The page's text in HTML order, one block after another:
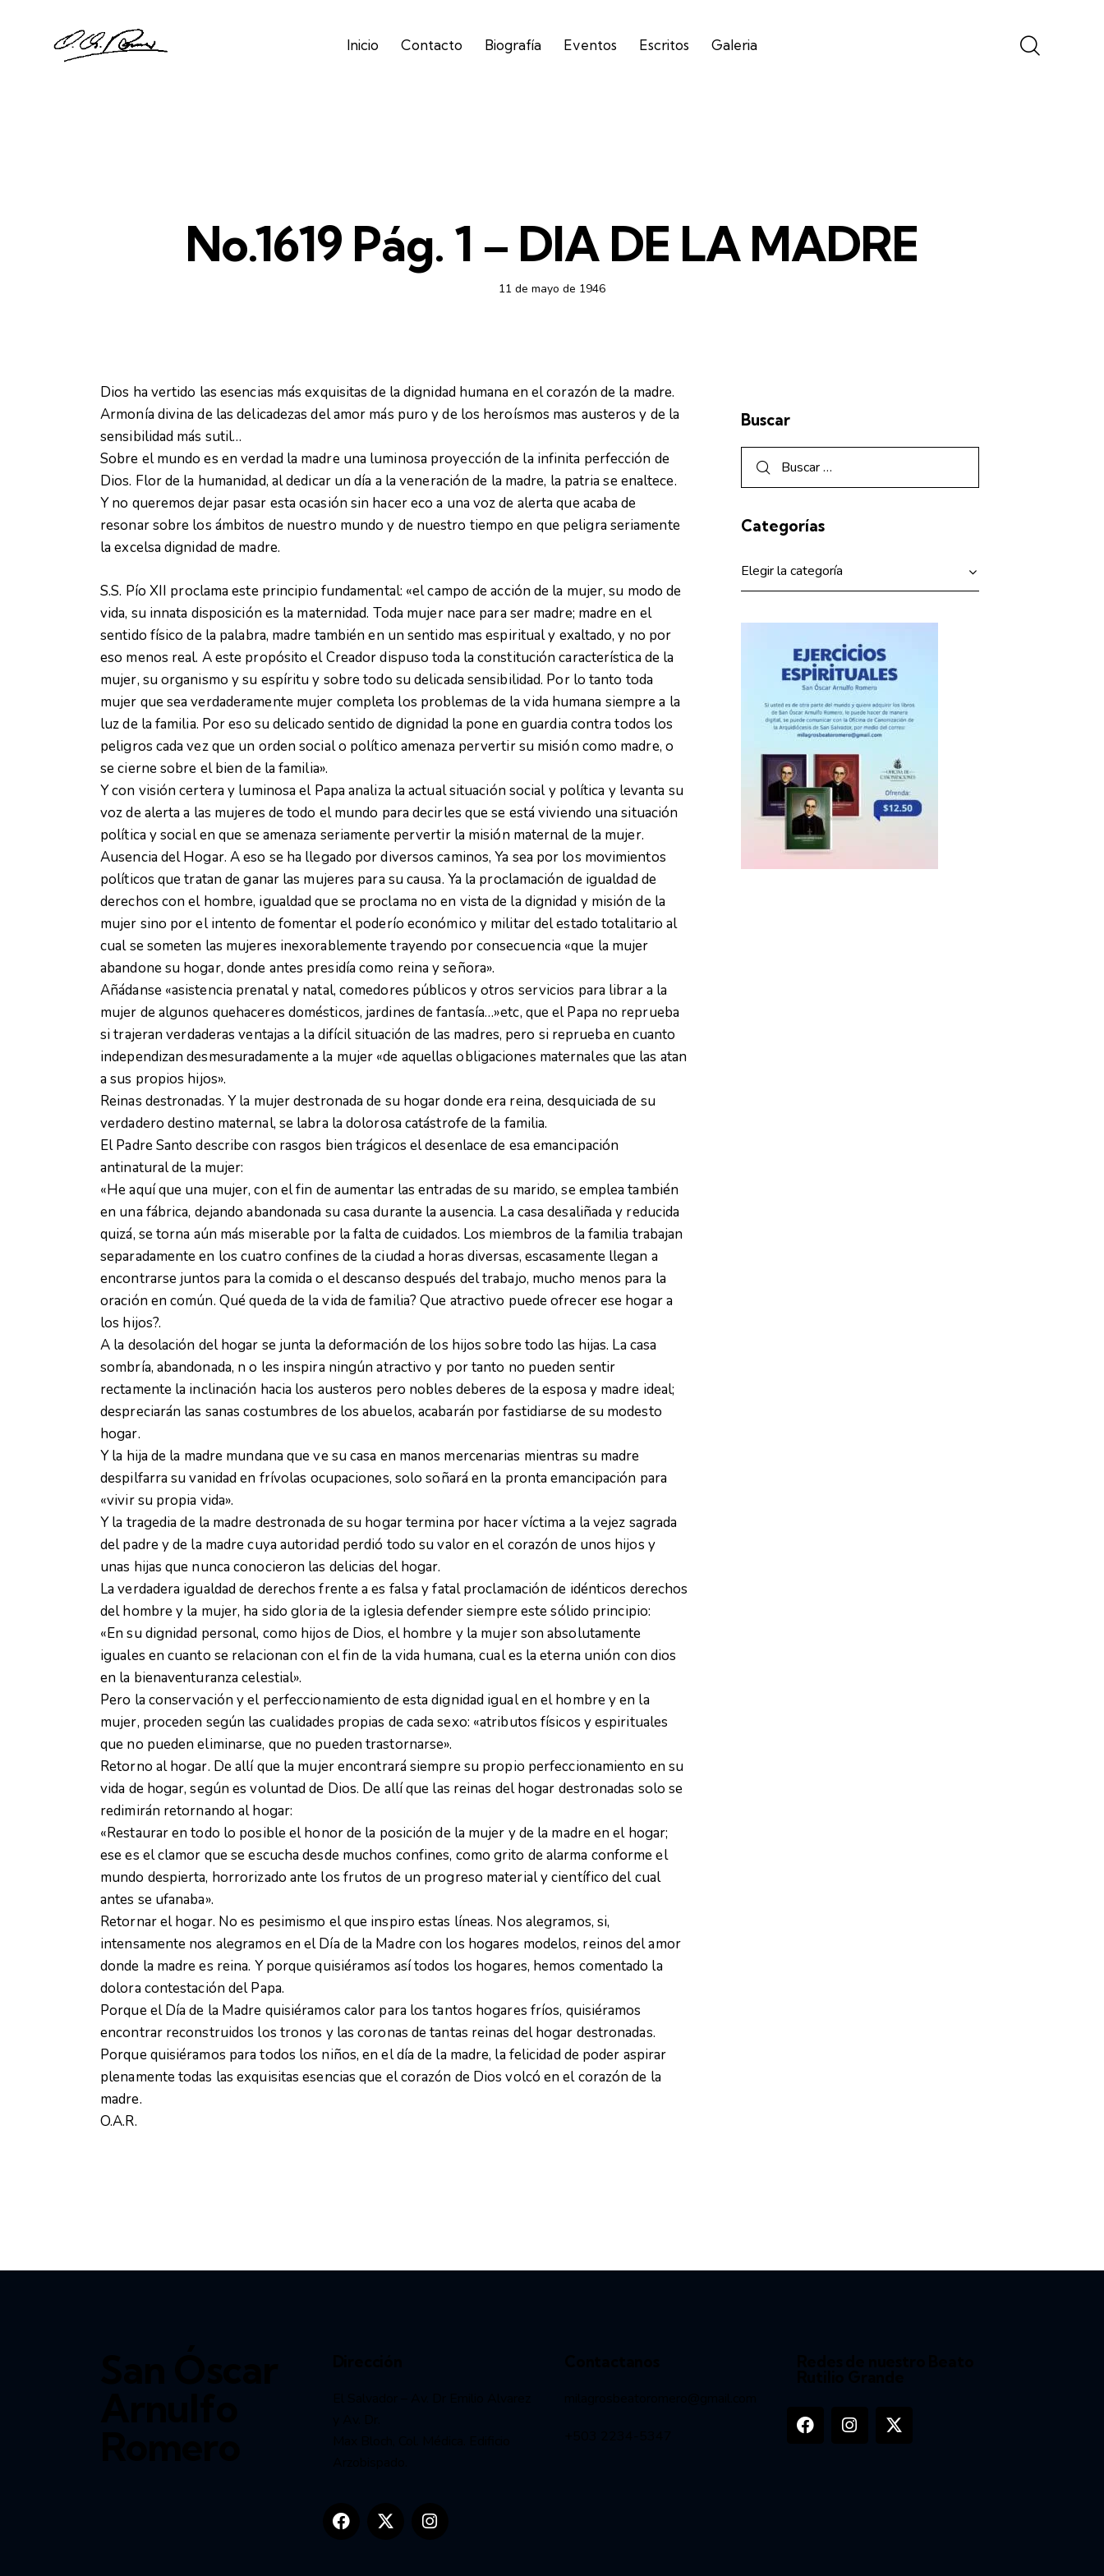
Inicio Contacto Biografía Eventos Escritos Galeria
No.1619 Pág. 1 – DIA DE LA MADRE
11 de mayo de 1946
Dios ha vertido las esencias más exquisitas de la dignidad humana en el corazón de la madre.
Armonía divina de las delicadezas del amor más puro y de los heroísmos mas austeros y de la
sensibilidad más sutil…
Sobre el mundo es en verdad la madre una luminosa proyección de la infinita perfección de
Dios. Flor de la humanidad, al dedicar un día a la veneración de la madre, la patria se enaltece.
Y no queremos dejar pasar esta ocasión sin hacer eco a una voz de alerta que acaba de
resonar sobre los ámbitos de nuestro mundo y de nuestro tiempo en que peligra seriamente
la excelsa dignidad de madre.
S.S. Pío XII proclama este principio fundamental: «el campo de acción de la mujer, su modo de
vida, su innata disposición es la maternidad. Toda mujer nace para ser madre; madre en el
sentido físico de la palabra, madre también en un sentido mas espiritual y exaltado, y no por
eso menos real. A este propósito el Creador dispuso toda la constitución característica de la
mujer, su organismo y su espíritu y sobre todo su delicada sensibilidad. Por lo tanto toda
mujer que sea verdaderamente mujer completa los problemas de la vida humana siempre a la
luz de la familia. Por eso su delicado sentido de dignidad la pone en guardia contra todos los
peligros cada vez que un orden social o político amenaza pervertir su misión como madre, o
se cierne sobre el bien de la familia».
Y con visión certera y luminosa el Papa analiza la actual situación social y política y levanta su
voz de alerta a las mujeres de todo el mundo para decirles que se está viviendo una situación
política y social en que se amenaza seriamente pervertir la misión maternal de la mujer.
Ausencia del Hogar. A eso se ha llegado por diversos caminos, Ya sea por los movimientos
políticos que tratan de ganar las mujeres para su causa. Ya la proclamación de igualdad de
derechos con el hombre, igualdad que se proclama no en vista de la dignidad y misión de la
mujer sino por el intento de fomentar el poderío económico y militar del estado totalitario al
cual se someten las mujeres inexorablemente trayendo por consecuencia «que la mujer
abandone su hogar, donde antes presidía como reina y señora».
Añádanse «asistencia prenatal y natal, comedores públicos y otros servicios para librar a la
mujer de algunos quehaceres domésticos, jardines de fantasía…»etc, que el Papa no reprueba
si trajeran verdaderas ventajas a la difícil situación de las madres, pero si reprueba en cuanto
independizan desmesuradamente a la mujer «de aquellas obligaciones maternales que las atan
a sus propios hijos».
Reinas destronadas. Y la mujer destronada de su hogar donde era reina, desquiciada de su
verdadero destino maternal, se labra la dolorosa catástrofe de la familia.
El Padre Santo describe con rasgos bien trágicos el desenlace de esa emancipación
antinatural de la mujer:
«He aquí que una mujer, con el fin de aumentar las entradas de su marido, se emplea también
en una fábrica, dejando abandonada su casa durante la ausencia. La casa desaliñada y reducida
quizá, se torna aún más miserable por la falta de cuidados. Los miembros de la familia trabajan
separadamente en los cuatro confines de la ciudad a horas diversas, escasamente llegan a
encontrarse juntos para la comida o el descanso después del trabajo, mucho menos para la
oración en común. Qué queda de la vida de familia? Que atractivo puede ofrecer ese hogar a
los hijos?.
A la desolación del hogar se junta la deformación de los hijos sobre todo las hijas. La casa
sombría, abandonada, n o les inspira ningún atractivo y por tanto no pueden sentir
rectamente la inclinación hacia los austeros pero nobles deberes de la esposa y madre ideal;
despreciarán las sanas costumbres de los abuelos, acabarán por fastidiarse de su modesto
hogar.
Y la hija de la madre mundana que ve su casa en manos mercenarias mientras su madre
despilfarra su vanidad en frívolas ocupaciones, solo soñará en la pronta emancipación para
«vivir su propia vida».
Y la tragedia de la madre destronada de su hogar termina por hacer víctima a la vejez sagrada
del padre y de la madre cuya autoridad perdió todo su valor en el corazón de unos hijos y
unas hijas que nunca conocieron las delicias del hogar.
La verdadera igualdad de derechos frente a es falsa y fatal proclamación de idénticos derechos
del hombre y la mujer, ha sido gloria de la iglesia defender siempre este sólido principio:
«En su dignidad personal, como hijos de Dios, el hombre y la mujer son absolutamente
iguales en cuanto se relacionan con el fin de la vida humana, cual es la eterna unión con dios
en la bienaventuranza celestial».
Pero la conservación y el perfeccionamiento de esta dignidad igual en el hombre y en la
mujer, proceden según las cualidades propias de cada sexo: «atributos físicos y espirituales
que no pueden eliminarse, que no pueden trastornarse».
Retorno al hogar. De allí que la mujer encontrará siempre su propio perfeccionamiento en su
vida de hogar, según es voluntad de Dios. De allí que las reinas del hogar destronadas solo se
redimirán retornando al hogar:
«Restaurar en todo lo posible el honor de la posición de la mujer y de la madre en el hogar;
ese es el clamor que se escucha desde muchos confines, como grito de alarma conforme el
mundo despierta, horrorizado ante los frutos de un progreso material y científico del cual
antes se ufanaba».
Retornar el hogar. No es pesimismo el que inspiro estas líneas. Nos alegramos, si,
intensamente nos alegramos en el Día de la Madre con los hogares modelos, reinos del amor
donde la madre es reina. Y porque quisiéramos así todos los hogares, hemos comentado la
dolora contestación del Papa.
Porque el Día de la Madre quisiéramos calor para los tantos hogares fríos, quisiéramos
encontrar reconstruidos los tronos y las coronas de tantas reinas del hogar destronadas.
Porque quisiéramos para todos los niños, en el día de la madre, la felicidad de poder aspirar
plenamente todas las exquisitas esencias que el corazón de Dios volcó en el corazón de la
madre.
O.A.R.
Buscar
Categorías